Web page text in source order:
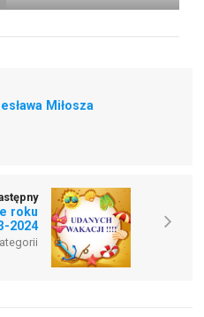
Miłosza
roku
2024